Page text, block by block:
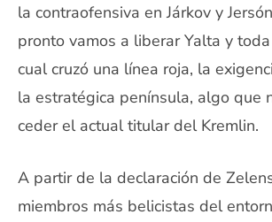
la contraofensiva en Járkov y
pronto vamos a liberar Yalta y
cual cruzó una línea roja, la
la estratégica península, algo que
ceder el actual titular del Kremlin.
A partir de la declaración de
miembros más belicistas del